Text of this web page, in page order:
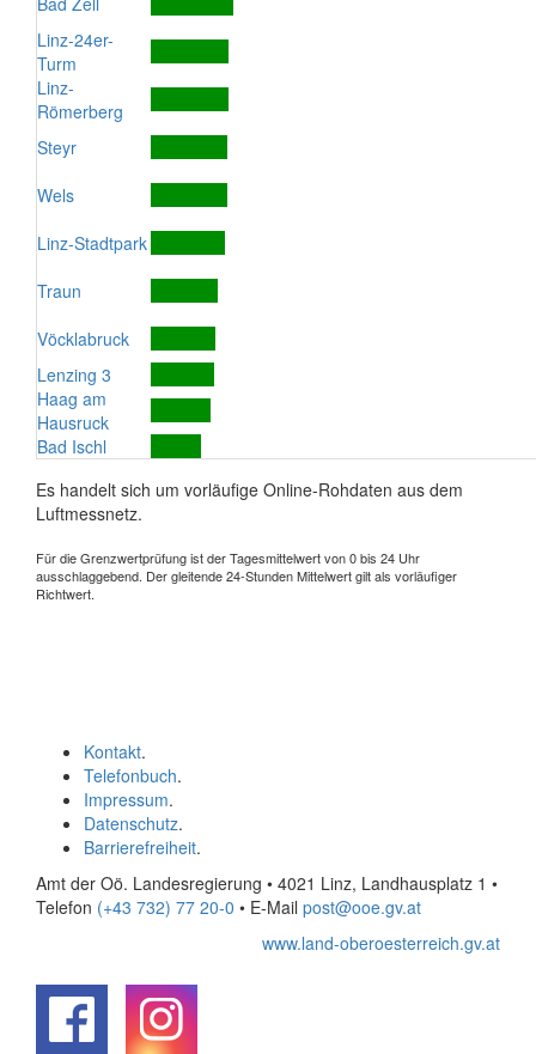
Linz-24er-
Turm
Linz-
Römerberg
Steyr
Wels
Linz-Stadtpark
Traun
Vöcklabruck
Lenzing 3
Haag am
Hausruck
Bad Ischl
Es handelt sich um vorläufige Online-Rohdaten aus dem
Luftmessnetz.
Für die Grenzwertprüfung ist der Tagesmittelwert von 0 bis 24 Uhr
ausschlaggebend. Der gleitende 24-Stunden Mittelwert gilt als vorläufiger
Richtwert.
Kontakt.
Telefonbuch.
Impressum.
Datenschutz.
Barrierefreiheit.
Amt der Oö. Landesregierung • 4021 Linz, Landhausplatz 1 •
Telefon (+43 732) 77 20-0 • E-Mail post@ooe.gv.at
www.land-oberoesterreich.gv.at